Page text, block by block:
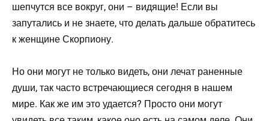
шепчутся все вокруг, они – видящие! Если вы
запутались и не знаете, что делать дальше обратитесь
к женщине Скорпиону.
Но они могут не только видеть, они лечат раненные
души, так часто встречающиеся сегодня в нашем
мире. Как же им это удается? Просто они могут